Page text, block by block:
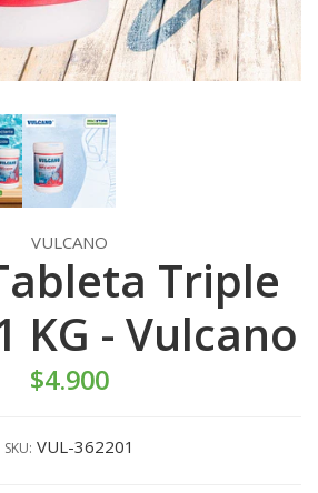
VULCANO
Triple
KG - Vulcano
$4.900
SKU: VUL-362201